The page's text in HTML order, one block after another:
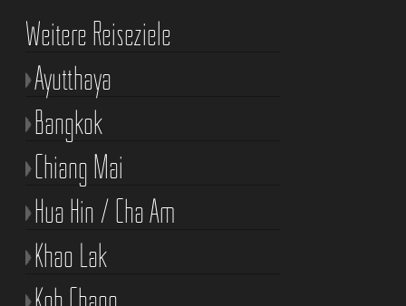
Weitere Reiseziele
Ayutthaya
Bangkok
Chiang Mai
Hua Hin / Cha Am
Khao Lak